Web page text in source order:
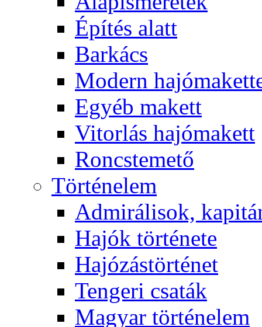
Építés alatt
Barkács
Modern
Egyéb makett
Vitorlás hajómakett
Roncstemető
Történelem
Admirálisok,
Hajók története
Hajózástörténet
Tengeri csaták
Magyar történelem